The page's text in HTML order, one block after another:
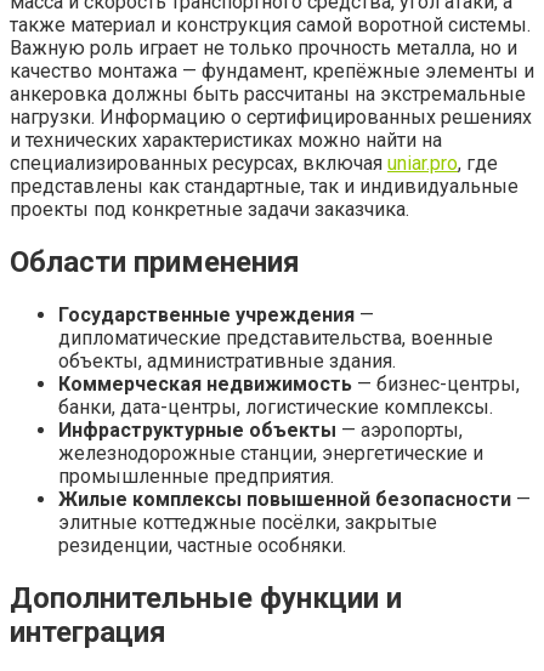
также материал и конструкция самой воротной системы.
Важную роль играет не только прочность металла, но и
качество монтажа — фундамент, крепёжные элементы и
анкеровка должны быть рассчитаны на экстремальные
нагрузки. Информацию о сертифицированных решениях
и технических характеристиках можно найти на
специализированных ресурсах, включая uniar.pro, где
представлены как стандартные, так и индивидуальные
проекты под конкретные задачи заказчика.
Области применения
Государственные учреждения —
дипломатические представительства, военные
объекты, административные здания.
Коммерческая недвижимость — бизнес-центры,
банки, дата-центры, логистические комплексы.
Инфраструктурные объекты — аэропорты,
железнодорожные станции, энергетические и
промышленные предприятия.
Жилые комплексы повышенной безопасности —
элитные коттеджные посёлки, закрытые
резиденции, частные особняки.
Дополнительные функции и
интеграция